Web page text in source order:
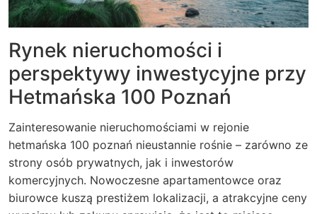
Rynek nieruchomości i
perspektywy inwestycyjne przy
Hetmańska 100 Poznań
Zainteresowanie nieruchomościami w rejonie
hetmańska 100 poznań nieustannie rośnie – zarówno ze
strony osób prywatnych, jak i inwestorów
komercyjnych. Nowoczesne apartamentowce oraz
biurowce kuszą prestiżem lokalizacji, a atrakcyjne ceny